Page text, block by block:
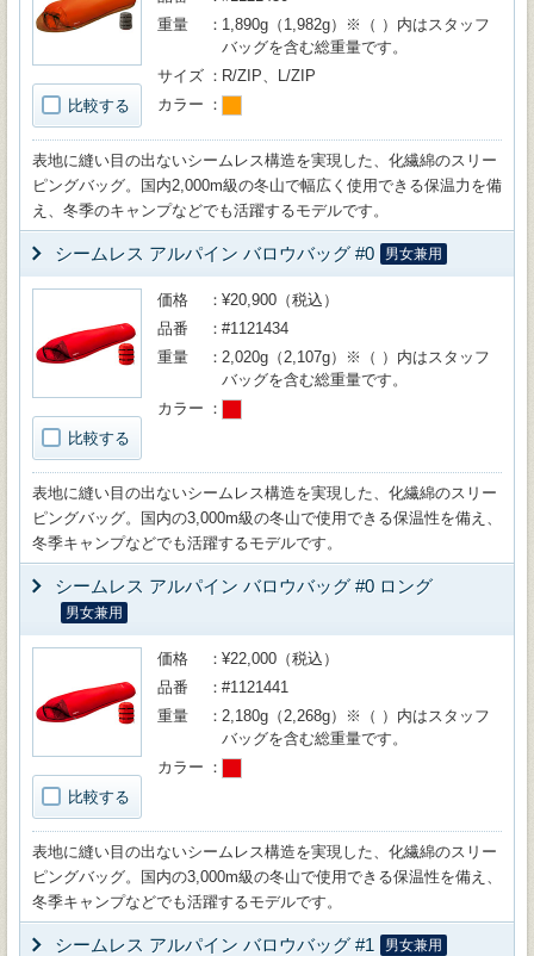
比較する
重量
1,890g（1,982g）※（ ）内はスタッフ
バッグを含む総重量です。
サイズ
R/ZIP、L/ZIP
カラー
表地に縫い目の出ないシームレス構造を実現した、化繊綿のスリー
ピングバッグ。国内2,000m級の冬山で幅広く使用できる保温力を備
え、冬季のキャンプなどでも活躍するモデルです。
シームレス アルパイン バロウバッグ #0 男女兼用
比較する
価格
¥20,900（税込）
品番
#1121434
重量
2,020g（2,107g）※（ ）内はスタッフ
バッグを含む総重量です。
カラー
表地に縫い目の出ないシームレス構造を実現した、化繊綿のスリー
ピングバッグ。国内の3,000m級の冬山で使用できる保温性を備え、
冬季キャンプなどでも活躍するモデルです。
シームレス アルパイン バロウバッグ #0 ロング
男女兼用
比較する
価格
¥22,000（税込）
品番
#1121441
重量
2,180g（2,268g）※（ ）内はスタッフ
バッグを含む総重量です。
カラー
表地に縫い目の出ないシームレス構造を実現した、化繊綿のスリー
ピングバッグ。国内の3,000m級の冬山で使用できる保温性を備え、
冬季キャンプなどでも活躍するモデルです。
シームレス アルパイン バロウバッグ #1 男女兼用